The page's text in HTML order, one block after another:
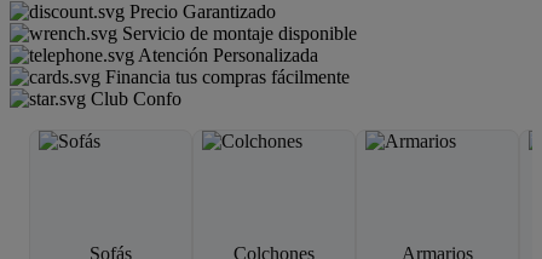
Precio Garantizado
Servicio de montaje disponible
Atención Personalizada
Financia tus compras fácilmente
Club Confo
Sofás Colchones Armarios